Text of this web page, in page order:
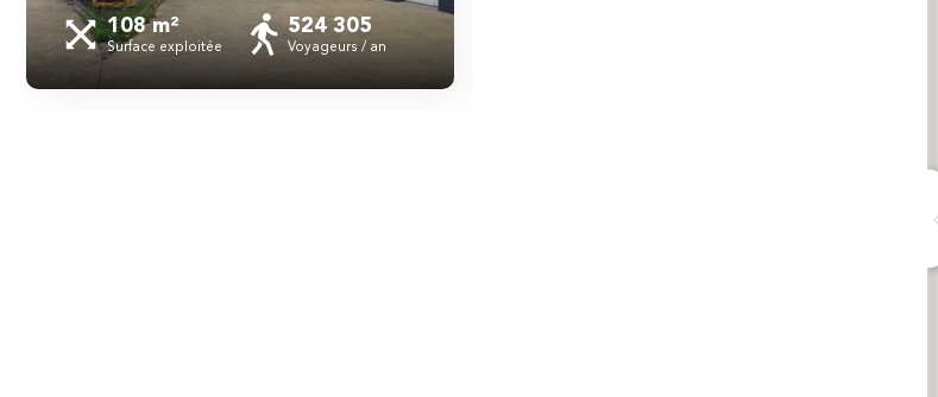
108 m²
Surface exploitée
524 305
Voyageurs / an